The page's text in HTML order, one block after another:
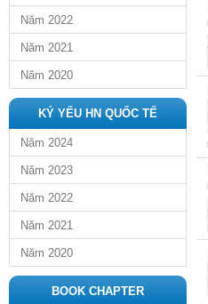
Năm 2022
Năm 2021
Năm 2020
KỶ YẾU HN QUỐC TẾ
Năm 2024
Năm 2023
Năm 2022
Năm 2021
Năm 2020
BOOK CHAPTER